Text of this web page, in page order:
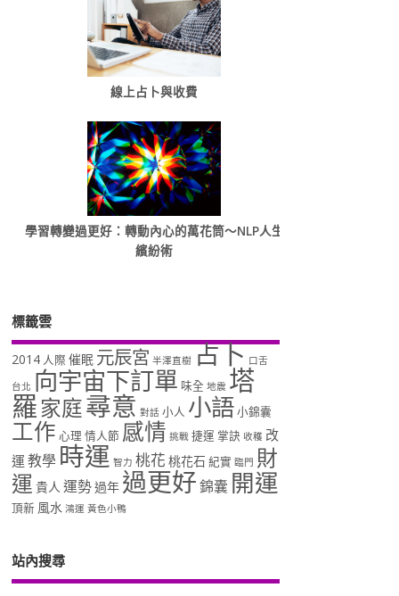
線上占卜與收費
學習轉變過更好：轉動內心的萬花筒～NLP人生
繽紛術
標籤雲
2014 人際 催眠 元辰宮 半澤直樹 占卜 口舌
台北 向宇宙下訂單 味全 地震 塔
羅家庭尋意 對話 小人 小語 小錦囊
工作 心理 情人節 感情 挑戰 捷運 掌訣 收穫 改
運 教學 時運 智力 桃花 桃花石 紀實 臨門 財
運 貴人 運勢過年 過更好錦囊 開運
頂新 風水 鴻運 黃色小鴨
站內搜尋